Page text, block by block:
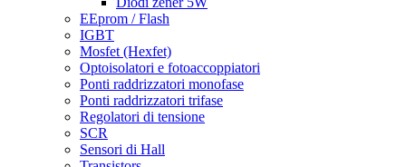
EEprom / Flash
IGBT
Mosfet (Hexfet)
Optoisolatori e fotoaccoppiatori
Ponti raddrizzatori monofase
Ponti raddrizzatori trifase
Regolatori di tensione
SCR
Sensori di Hall